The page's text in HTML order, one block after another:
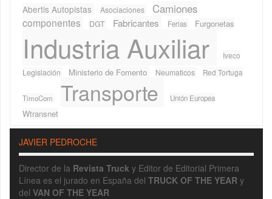
Abertis Autopistas Asociaciones Camiones
componentes DGT Fabricantes Ferias Furgonetas
Industria Auxiliar
Iveco
Legislación
Ministerio de Fomento Neumaticos Red Tortuga
TimoCom Transporte Unión Europea
Wtransnet
JAVIER PEDROCHE
Director de la Revista Truck y Editor de Editorial Primera
Línea es el jurado en España del TRUCK OF THE YEAR y
del VAN OF THE YEAR